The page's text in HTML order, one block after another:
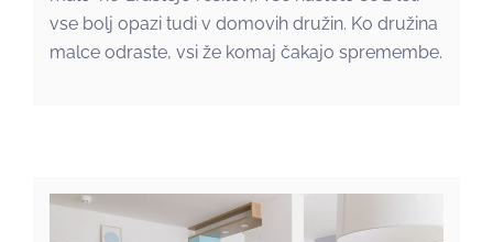
vse bolj opazi tudi v domovih družin. Ko družina
malce odraste, vsi že komaj čakajo spremembe.